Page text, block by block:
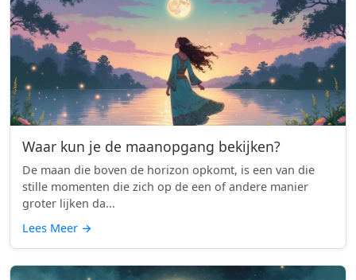
Waar kun je de maanopgang bekijken?
De maan die boven de horizon opkomt, is een van die
stille momenten die zich op de een of andere manier
groter lijken da...
Lees Meer →